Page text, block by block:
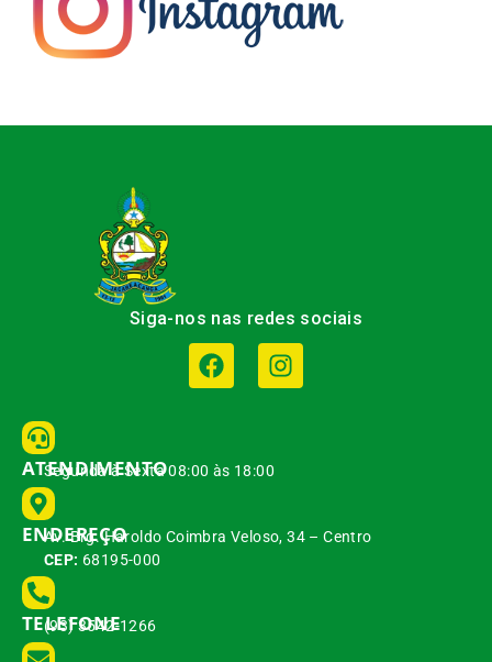
Siga-nos nas redes sociais
ATENDIMENTO
Segunda à Sexta 08:00 às 18:00
ENDEREÇO
Av. Brg. Haroldo Coimbra Veloso, 34 – Centro
CEP: 68195-000
TELEFONE
(93) 3542-1266